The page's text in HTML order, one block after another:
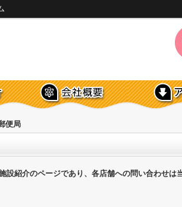
便局
設紹介のページであり、各店舗への問い合わせは